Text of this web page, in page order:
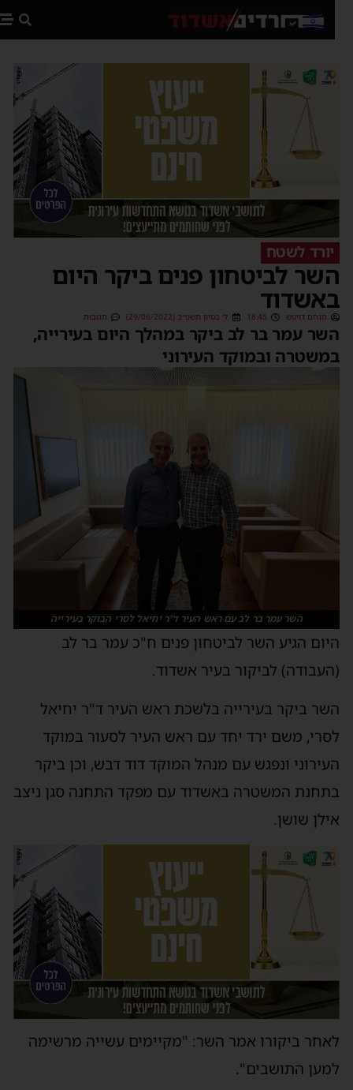
יורד לשטח
לביטחון פנים ביקר היום
מנחם דויטש 18:45 ל׳ בסיון תשפ״ב (29/06/2022) תגובות
עמר בר לב ביקר במהלך היום בעירייה,
ובמוקד העירוני
השר עמר בר לב עם ראש העיר ד"ר יחיאל לסרי הבוקר בעירייה
הגיע השר לביטחון פנים ח"כ עמר בר לב
לביקור בעיר אשדוד.
ביקר בעירייה בלשכת ראש העיר ד"ר יחיאל
משם ירד יחד עם ראש העיר לסעור במוקד
ונפגש עם מנהל המוקד דוד דבש, וכן ביקר
המשטרה באשדוד עם מפקד התחנה סגן ניצב
שושן.
ביקורו אמר השר: "‏מקיימים עשייה מרשימה
התושבים".